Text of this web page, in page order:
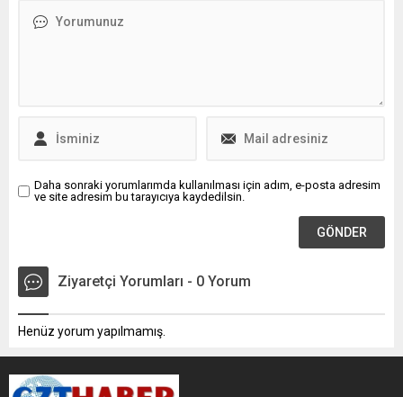
Daha sonraki yorumlarımda kullanılması için adım, e-posta adresim
ve site adresim bu tarayıcıya kaydedilsin.
Ziyaretçi Yorumları - 0 Yorum
Henüz yorum yapılmamış.